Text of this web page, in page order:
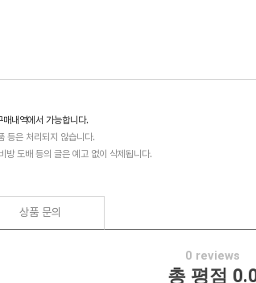
내역에서 가능합니다.
등은 처리되지 않습니다.
도배 등의 글은 예고 없이 삭제됩니다.
상품 문의